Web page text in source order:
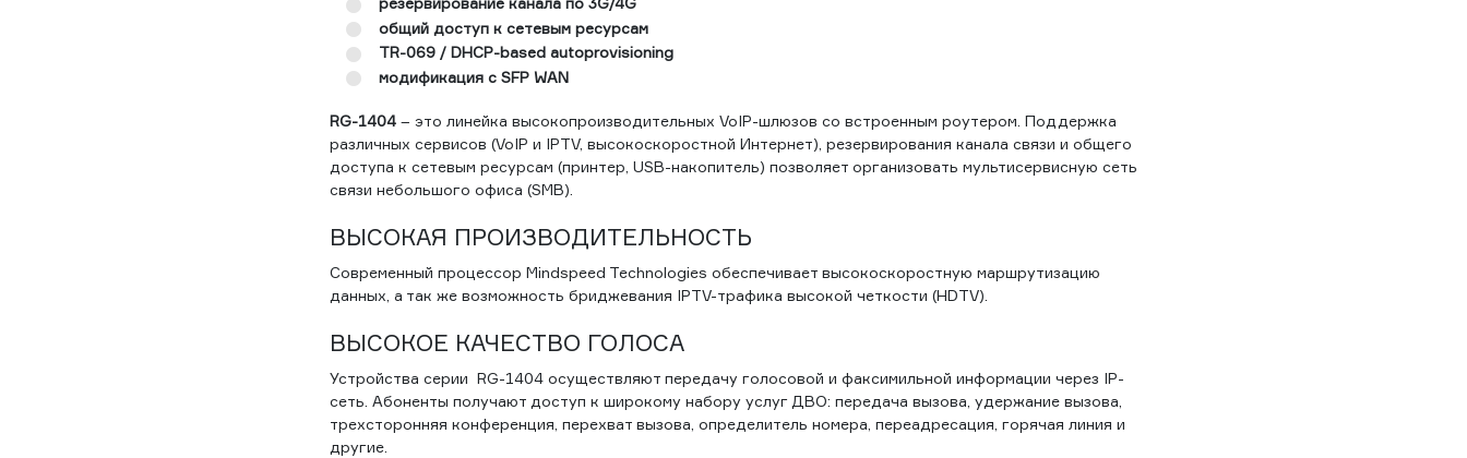
общий доступ к сетевым ресурсам
TR-069 / DHCP-based autoprovisioning
модификация с SFP WAN
RG-1404– это линейка высокопроизводительных VoIP-шлюзов со встроенным роутером. Поддержка
различных сервисов (VoIP и IPTV, высокоскоростной Интернет), резервирования канала связи и общего
доступа к сетевым ресурсам (принтер, USB-накопитель) позволяет организовать мультисервисную сеть
связи небольшого офиса (SMB).
ВЫСОКАЯ ПРОИЗВОДИТЕЛЬНОСТЬ
Современный процессор Mindspeed Technologies обеспечивает высокоскоростную маршрутизацию
данных, а так же возможность бриджевания IPTV-трафика высокой четкости (HDTV).
ВЫСОКОЕ КАЧЕСТВО ГОЛОСА
Устройства серии RG-1404 осуществляют передачу голосовой и факсимильной информации через IP-
сеть. Абоненты получают доступ к широкому набору услуг ДВО: передача вызова, удержание вызова,
трехсторонняя конференция, перехват вызова, определитель номера, переадресация, горячая линия и
другие.